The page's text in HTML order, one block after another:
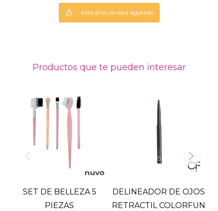
Este artículo está agotado.
Productos que te pueden interesar
SET DE BELLEZA 5
PIEZAS
DELINEADOR DE OJOS
RETRACTIL COLORFUN